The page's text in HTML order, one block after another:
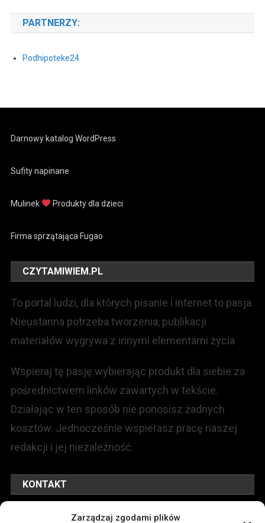
Zarządzaj zgodami plików
PARTNERZY:
Podhipoteke24
Darnowy katalog WordPress
Sufity napinane
Mulinek Produkty dla dzieci
Firma sprzątająca Fugao
CZYTAMIWIEM.PL
To portal ludzi, dla których pisanie i internet to pasja.
Nieustanna potrzeba tworzenia, publikacji
materiałów wygrywa z innymi elementami życia
Wspieraj tę pasję wybierając produkt dla siebie za
pośrednictwem linków zawartych w tekście.
Działając w ten sposób nie ponosisz żadnych
kosztów. Jednocześnie wspierasz pracę naszej
redakcji i jej niezależność.
KONTAKT
Redakcja portalu: